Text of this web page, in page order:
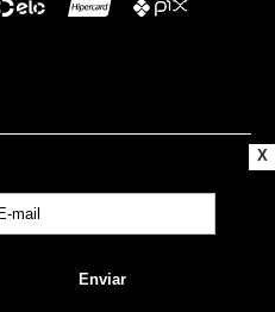
Pereira, 3888 - Jabaquara | Cep
CNPJ 71.947.691/0001-83 | ©
os direitos reservados.
X